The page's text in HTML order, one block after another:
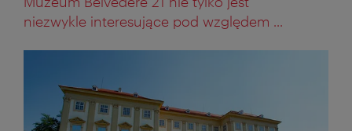
niezwykle interesujące pod względem ...